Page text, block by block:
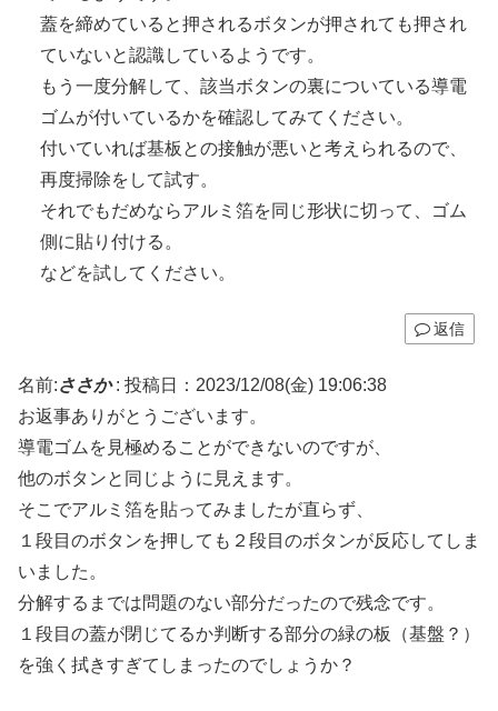
蓋を締めていると押されるボタンが押されても押され
ていないと認識しているようです。
もう一度分解して、該当ボタンの裏についている導電
ゴムが付いているかを確認してみてください。
付いていれば基板との接触が悪いと考えられるので、
再度掃除をして試す。
それでもだめならアルミ箔を同じ形状に切って、ゴム
側に貼り付ける。
などを試してください。
返信
名前:ささか: 投稿日：2023/12/08(金) 19:06:38
お返事ありがとうございます。
導電ゴムを見極めることができないのですが、
他のボタンと同じように見えます。
そこでアルミ箔を貼ってみましたが直らず、
１段目のボタンを押しても２段目のボタンが反応してしま
いました。
分解するまでは問題のない部分だったので残念です。
１段目の蓋が閉じてるか判断する部分の緑の板（基盤？）
を強く拭きすぎてしまったのでしょうか？